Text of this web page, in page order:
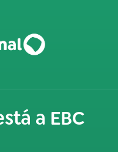
a EBC